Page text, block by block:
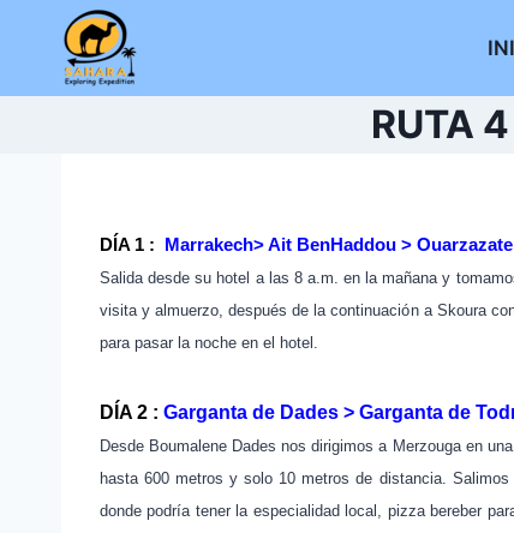
contenido
RUTA
DÍA 1 : Marrakech> Ait BenHaddou >
Salida desde su hotel a las 8 a.m. en la mañana y
visita y almuerzo, después de la continuación a Skoura
para pasar la noche en el hotel.
DÍA 2 : Garganta de Dades > Garganta de
Desde Boumalene Dades nos dirigimos a Merzouga en
hasta 600 metros y solo 10 metros de distancia. Salimos
donde podría tener la especialidad local, pizza bereber